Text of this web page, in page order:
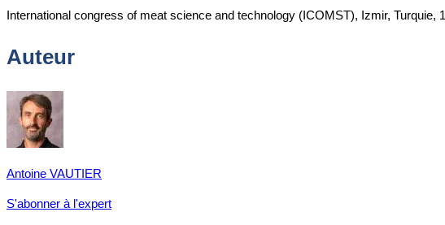
International congress of meat science and technology (ICOMST), Izmir,
Auteur
Antoine VAUTIER
S'abonner à l'expert